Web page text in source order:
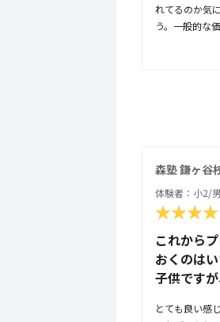
れてるのか気
う。一般的な
直体験前は、
が、体験後の
森塾 鎌ヶ谷
体験者：小2/
これから
おくのは
子供ですが
とても良い感